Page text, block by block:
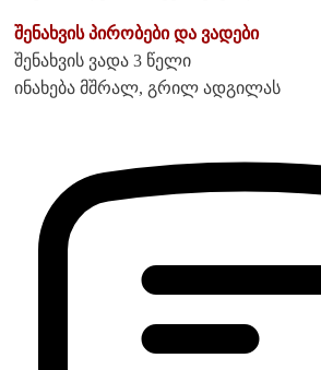
შენახვის პირობები და ვადები
შენახვის ვადა 3 წელი
ინახება მშრალ, გრილ ადგილას